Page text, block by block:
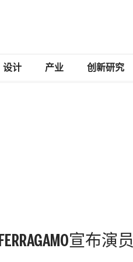
设计 产业 创新研究
FERRAGAMO宣布